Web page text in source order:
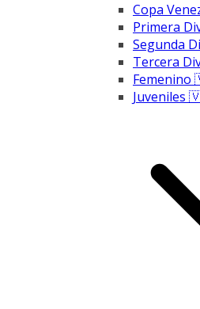
Copa
Primera
Segunda
Tercera
Juveniles